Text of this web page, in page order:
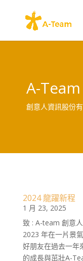
A-
創意人資訊股份
2024 龍躍新程
1 月 23, 2025
致 : A-team 創意
2023 年在一片景
好朋友在過去一年
的成長與茁壯A-